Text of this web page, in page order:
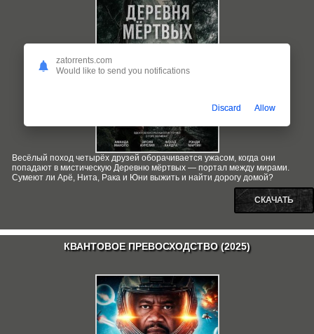
Весёлый поход четырёх друзей оборачивается ужасом, когда они
попадают в мистическую Деревню мёртвых — портал между мирами.
Сумеют ли Арё, Нита, Рака и Юни выжить и найти дорогу домой?
СКАЧАТЬ
КВАНТОВОЕ ПРЕВОСХОДСТВО (2025)
zatorrents.com
Would like to send you notifications
Discard Allow